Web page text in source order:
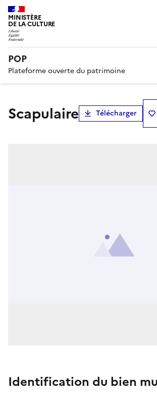
MINISTÈRE
DE LA CULTURE
POP
Plateforme ouverte du patrimoine
scapulaire Télécharger
Identification du bien